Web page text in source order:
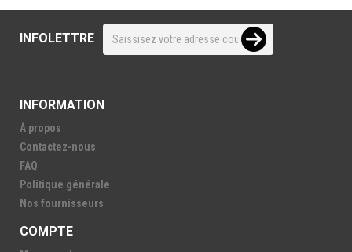
INFOLETTRE
INFORMATION
À propos
Contactez-nous
FAQ
Politique générale
Nos fournisseurs
COMPTE